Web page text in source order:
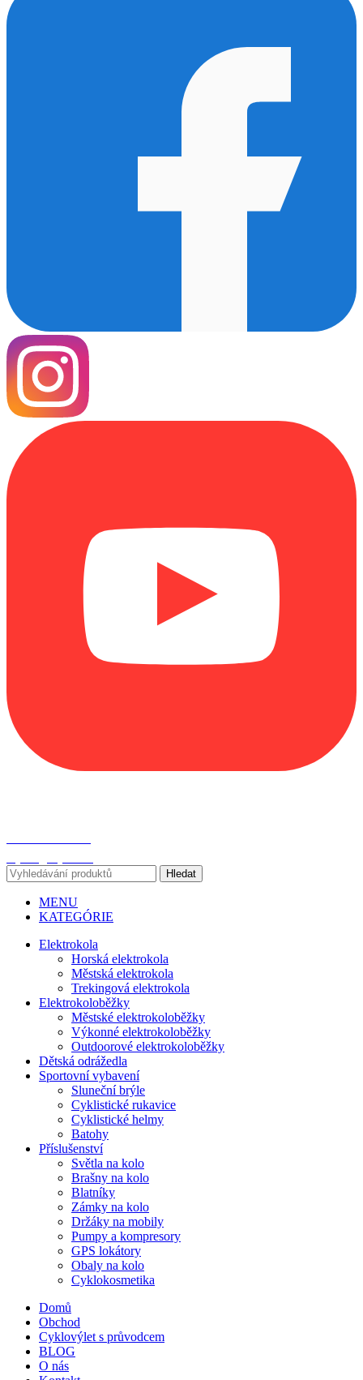
Hledat
MENU
KATEGÓRIE
Elektrokola
Horská elektrokola
Městská elektrokola
Trekingová elektrokola
Elektrokoloběžky
Městské elektrokoloběžky
Výkonné elektrokoloběžky
Outdoorové elektrokoloběžky
Dětská odrážedla
Sportovní vybavení
Sluneční brýle
Cyklistické rukavice
Cyklistické helmy
Batohy
Příslušenství
Světla na kolo
Brašny na kolo
Blatníky
Zámky na kolo
Držáky na mobily
Pumpy a kompresory
GPS lokátory
Obaly na kolo
Cyklokosmetika
Domů
Obchod
Cyklovýlet s průvodcem
BLOG
O nás